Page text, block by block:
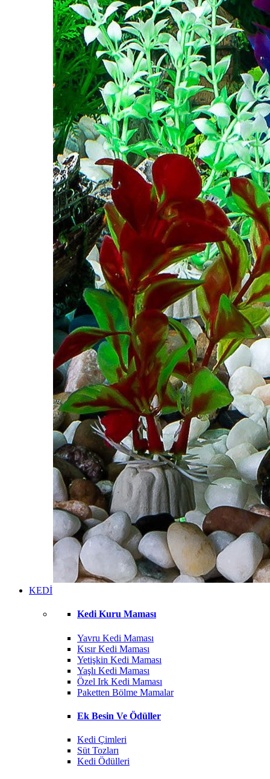
KEDİ
Kedi Kuru Maması
Yavru Kedi Maması
Kısır Kedi Maması
Yetişkin Kedi Maması
Yaşlı Kedi Maması
Özel Irk Kedi Maması
Paketten Bölme Mamalar
Ek Besin Ve Ödüller
Kedi Çimleri
Süt Tozları
Kedi Ödülleri